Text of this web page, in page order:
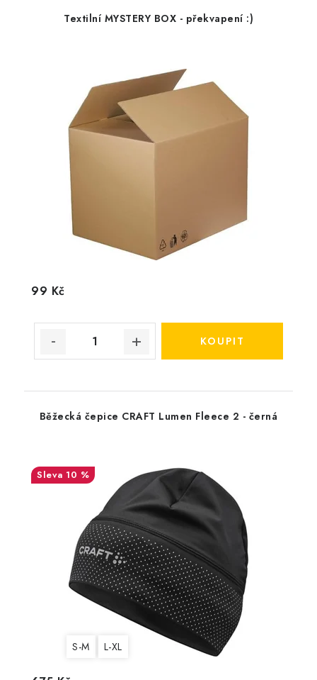
Textilní MYSTERY BOX - překvapení :)
99 Kč
Běžecká čepice CRAFT Lumen Fleece 2 - černá
10 %
S-M L-XL